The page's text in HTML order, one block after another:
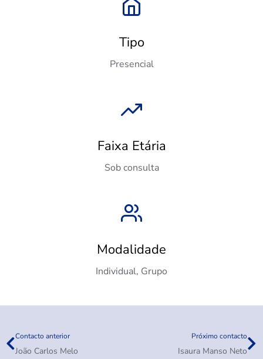
Tipo
Presencial
Faixa Etária
Sob consulta
Modalidade
Individual, Grupo
Contacto anterior
João Carlos Melo
Próximo contacto
Isaura Manso Neto